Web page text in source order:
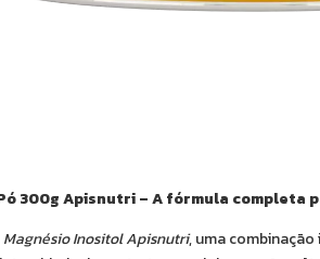
300g Apisnutri – A fórmula completa
Magnésio Inositol Apisnutri, uma